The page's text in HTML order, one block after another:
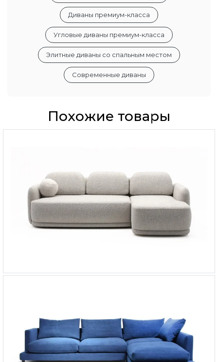
Диваны премиум-класса
Угловые диваны премиум-класса
Элитные диваны со спальным местом
Современные диваны
Похожие товары